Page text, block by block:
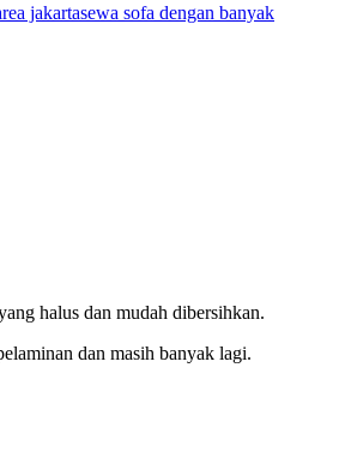
jakartasewa sofa dengan banyak
halus dan mudah dibersihkan.
dan masih banyak lagi.